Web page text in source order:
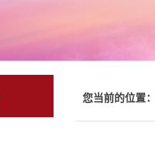
您当前的位置：